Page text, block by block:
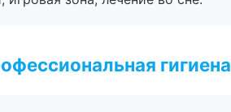
гигиена